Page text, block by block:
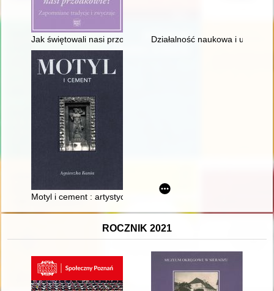
Jak świętowali nasi przodkowie : zapomniane tradycje i
Działalność naukowa i
Motyl i cement : artystyczne niespodzianki opolskich ulic
ROCZNIK 2021